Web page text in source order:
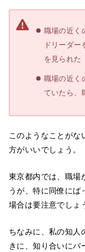
職場の近く
ドリーダ
を見られた
職場の近く
ていたら、
このようなことがな
方がいいでしょう。
東京都内では、職場
うが、特に同僚にば
場合は要注意でしょ
ちなみに、私の知人
きに、知り合いにバ